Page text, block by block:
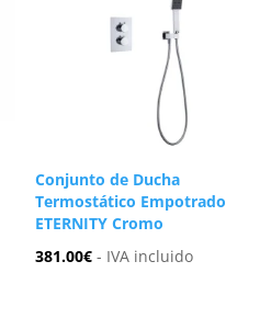
Conjunto de Ducha
Termostático Empotrado
ETERNITY Cromo
381.00€ - IVA incluido